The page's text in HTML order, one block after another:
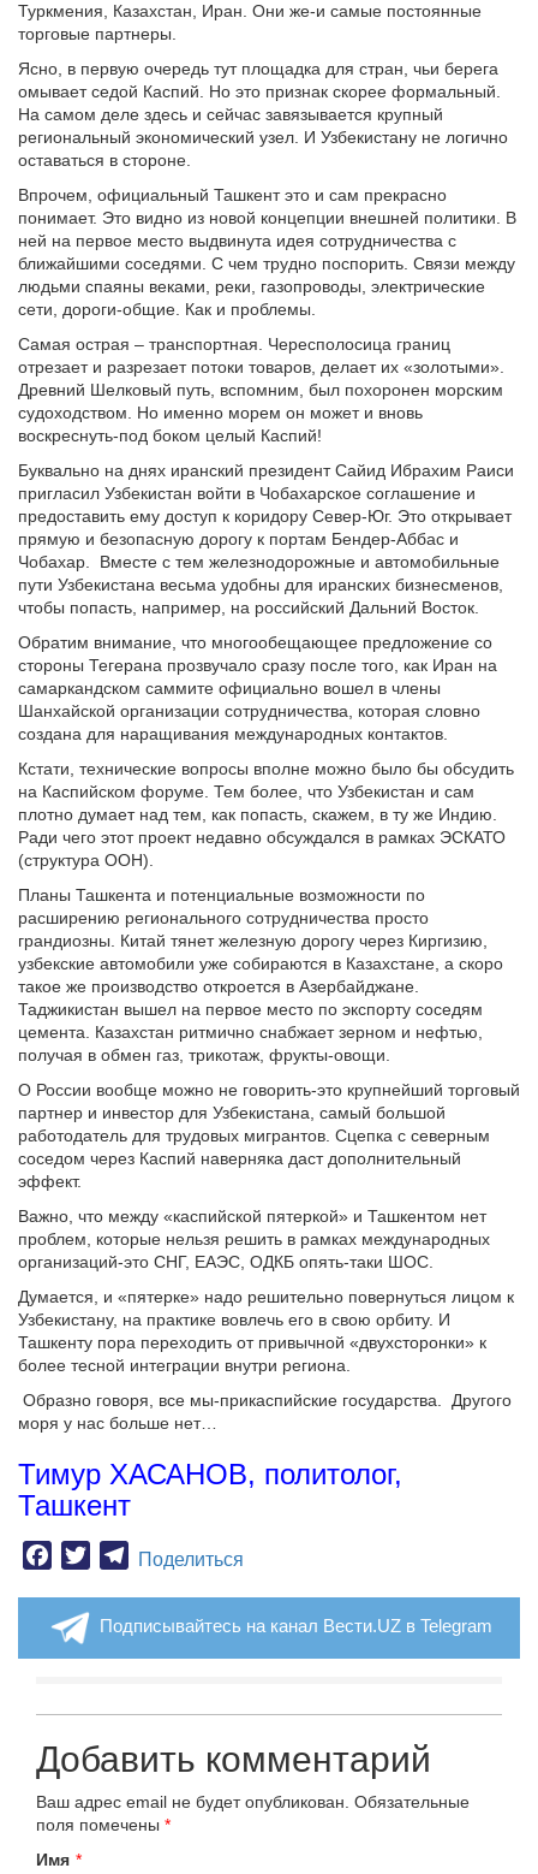
Туркмения, Казахстан, Иран. Они же-и самые постоянные
торговые партнеры.
Ясно, в первую очередь тут площадка для стран, чьи берега
омывает седой Каспий. Но это признак скорее формальный.
На самом деле здесь и сейчас завязывается крупный
региональный экономический узел. И Узбекистану не логично
оставаться в стороне.
Впрочем, официальный Ташкент это и сам прекрасно
понимает. Это видно из новой концепции внешней политики. В
ней на первое место выдвинута идея сотрудничества с
ближайшими соседями. С чем трудно поспорить. Связи между
людьми спаяны веками, реки, газопроводы, электрические
сети, дороги-общие. Как и проблемы.
Самая острая – транспортная. Чересполосица границ
отрезает и разрезает потоки товаров, делает их «золотыми».
Древний Шелковый путь, вспомним, был похоронен морским
судоходством. Но именно морем он может и вновь
воскреснуть-под боком целый Каспий!
Буквально на днях иранский президент Сайид Ибрахим Раиси
пригласил Узбекистан войти в Чобахарское соглашение и
предоставить ему доступ к коридору Север-Юг. Это открывает
прямую и безопасную дорогу к портам Бендер-Аббас и
Чобахар. Вместе с тем железнодорожные и автомобильные
пути Узбекистана весьма удобны для иранских бизнесменов,
чтобы попасть, например, на российский Дальний Восток.
Обратим внимание, что многообещающее предложение со
стороны Тегерана прозвучало сразу после того, как Иран на
самаркандском саммите официально вошел в члены
Шанхайской организации сотрудничества, которая словно
создана для наращивания международных контактов.
Кстати, технические вопросы вполне можно было бы обсудить
на Каспийском форуме. Тем более, что Узбекистан и сам
плотно думает над тем, как попасть, скажем, в ту же Индию.
Ради чего этот проект недавно обсуждался в рамках ЭСКАТО
(структура ООН).
Планы Ташкента и потенциальные возможности по
расширению регионального сотрудничества просто
грандиозны. Китай тянет железную дорогу через Киргизию,
узбекские автомобили уже собираются в Казахстане, а скоро
такое же производство откроется в Азербайджане.
Таджикистан вышел на первое место по экспорту соседям
цемента. Казахстан ритмично снабжает зерном и нефтью,
получая в обмен газ, трикотаж, фрукты-овощи.
О России вообще можно не говорить-это крупнейший торговый
партнер и инвестор для Узбекистана, самый большой
работодатель для трудовых мигрантов. Сцепка с северным
соседом через Каспий наверняка даст дополнительный
эффект.
Важно, что между «каспийской пятеркой» и Ташкентом нет
проблем, которые нельзя решить в рамках международных
организаций-это СНГ, ЕАЭС, ОДКБ опять-таки ШОС.
Думается, и «пятерке» надо решительно повернуться лицом к
Узбекистану, на практике вовлечь его в свою орбиту. И
Ташкенту пора переходить от привычной «двухсторонки» к
более тесной интеграции внутри региона.
Образно говоря, все мы-прикаспийские государства. Другого
моря у нас больше нет…
Тимур ХАСАНОВ, политолог,
Ташкент
Facebook
TwitterTelegram
Поделиться
Подписывайтесь на канал Вести.UZ в Telegram
Добавить комментарий
Ваш адрес email не будет опубликован. Обязательные
поля помечены *
Имя *